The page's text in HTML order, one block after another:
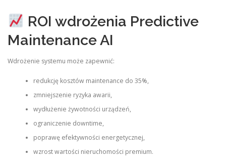
ROI wdrożenia Predictive
Maintenance AI
Wdrożenie systemu może zapewnić:
redukcję kosztów maintenance do 35%,
zmniejszenie ryzyka awarii,
wydłużenie żywotności urządzeń,
ograniczenie downtime,
poprawę efektywności energetycznej,
wzrost wartości nieruchomości premium.